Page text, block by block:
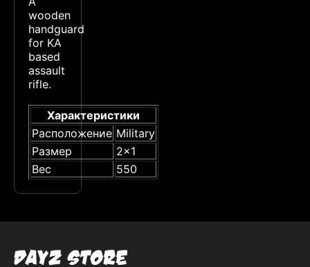
wooden
handguard
for KA
based
assault
rifle.
Характеристики
Расположение Military
Размер
2x1
Вес
550